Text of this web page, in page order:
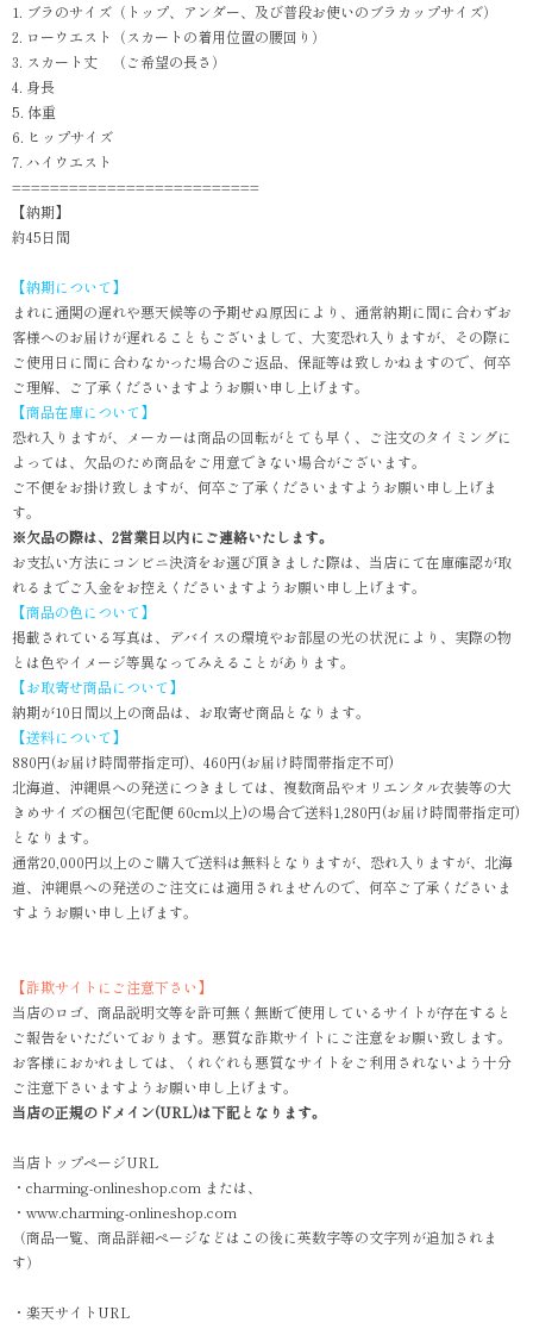
1. ブラのサイズ（トップ、アンダー、及び普段お使いのブラカップサイズ）
2. ローウエスト（スカートの着用位置の腰回り）
3. スカート丈 （ご希望の長さ）
4. 身長
5. 体重
6. ヒップサイズ
7. ハイウエスト
==========================
【納期】
約45日間
【納期について】
まれに通関の遅れや悪天候等の予期せぬ原因により、通常納期に間に合わずお
客様へのお届けが遅れることもございまして、大変恐れ入りますが、その際に
ご使用日に間に合わなかった場合のご返品、保証等は致しかねますので、何卒
ご理解、ご了承くださいますようお願い申し上げます。
【商品在庫について】
恐れ入りますが、メーカーは商品の回転がとても早く、ご注文のタイミングに
よっては、欠品のため商品をご用意できない場合がございます。
ご不便をお掛け致しますが、何卒ご了承くださいますようお願い申し上げま
す。
※欠品の際は、2営業日以内にご連絡いたします。
お支払い方法にコンビニ決済をお選び頂きました際は、当店にて在庫確認が取
れるまでご入金をお控えくださいますようお願い申し上げます。
【商品の色について】
掲載されている写真は、デバイスの環境やお部屋の光の状況により、実際の物
とは色やイメージ等異なってみえることがあります。
【お取寄せ商品について】
納期が10日間以上の商品は、お取寄せ商品となります。
【送料について】
880円(お届け時間帯指定可)、460円(お届け時間帯指定不可)
北海道、沖縄県への発送につきましては、複数商品やオリエンタル衣装等の大
きめサイズの梱包(宅配便 60cm以上)の場合で送料1,280円(お届け時間帯指定可)
となります。
通常20,000円以上のご購入で送料は無料となりますが、恐れ入りますが、北海
道、沖縄県への発送のご注文には適用されませんので、何卒ご了承くださいま
すようお願い申し上げます。
【詐欺サイトにご注意下さい】
当店のロゴ、商品説明文等を許可無く無断で使用しているサイトが存在すると
ご報告をいただいております。悪質な詐欺サイトにご注意をお願い致します。
お客様におかれましては、くれぐれも悪質なサイトをご利用されないよう十分
ご注意下さいますようお願い申し上げます。
当店の正規のドメイン(URL)は下記となります。
当店トップページURL
・charming-onlineshop.com または、
・www.charming-onlineshop.com
（商品一覧、商品詳細ページなどはこの後に英数字等の文字列が追加されま
す）
・楽天サイトURL